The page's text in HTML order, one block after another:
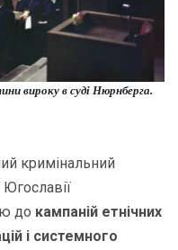
вироку в суді Нюрнберга.
кримінальний
до кампаній етнічних
і системного